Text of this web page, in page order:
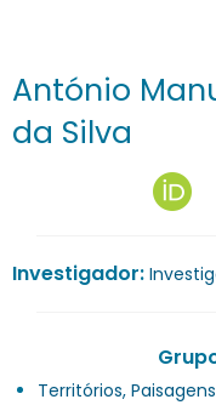
António
da Silva
Investigador:
Territórios,